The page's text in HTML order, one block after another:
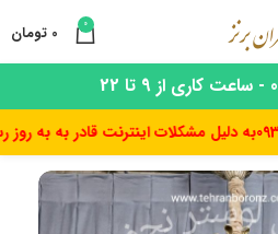
0
0 تومان
به دلیل مشکلات اینترنت قادر به به روز